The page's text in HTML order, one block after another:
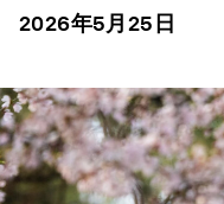
2026年5月25日